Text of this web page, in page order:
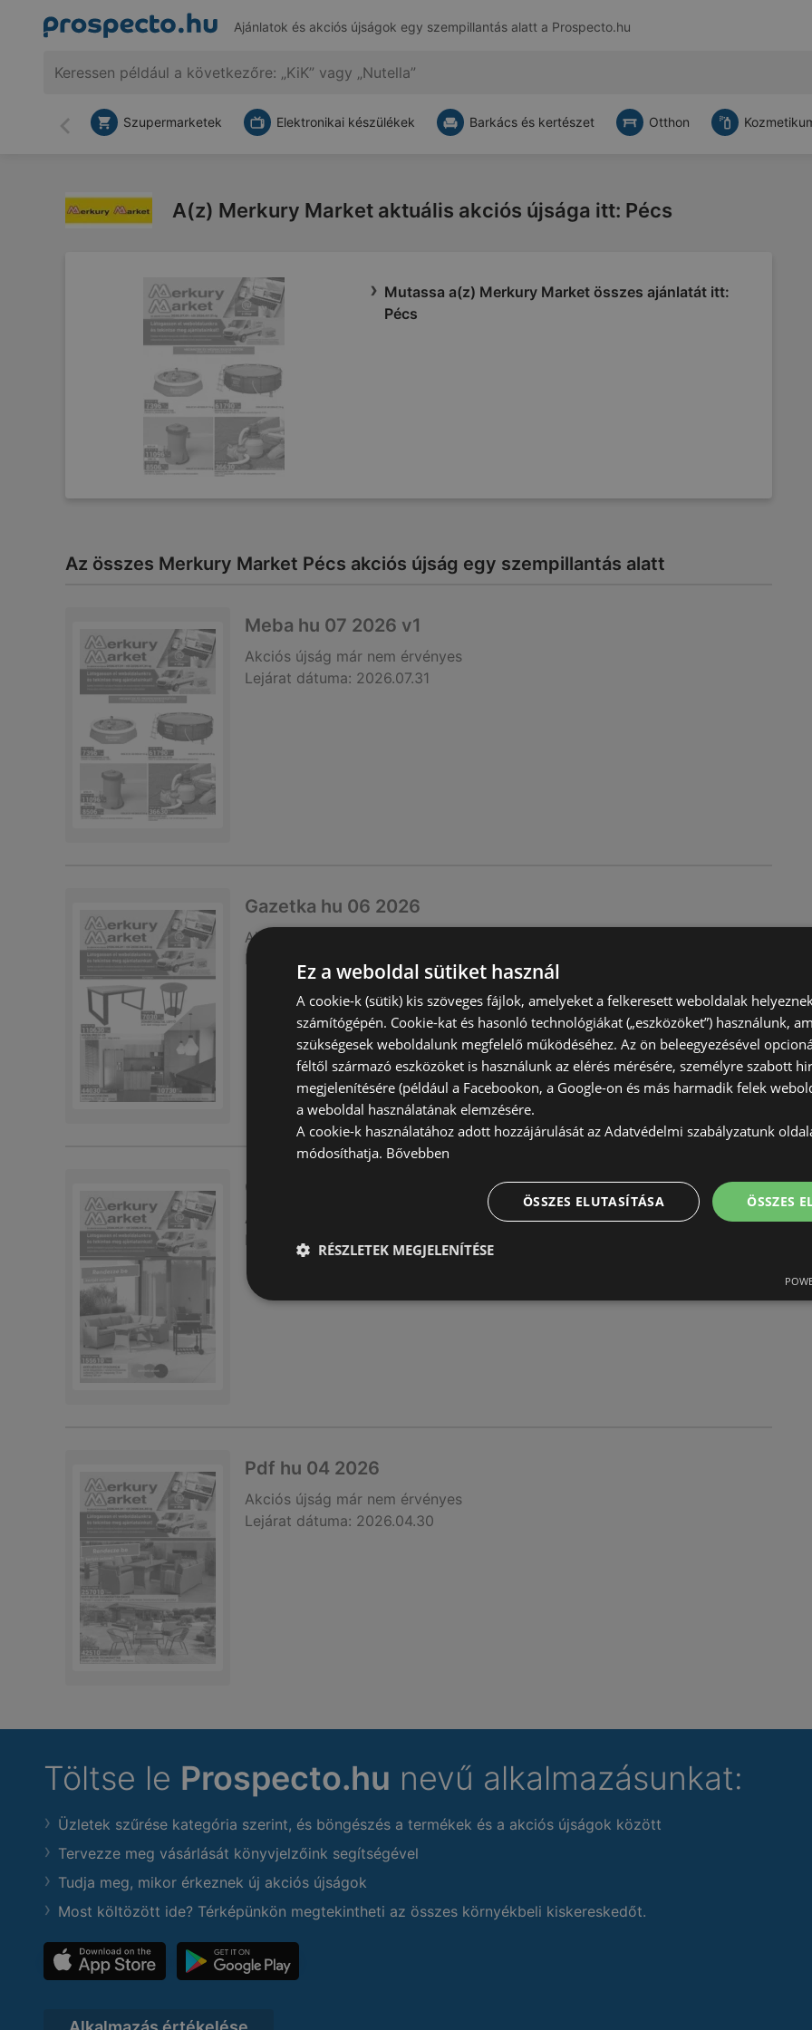
Ajánlatok és akciós újságok egy szempillantás alatt a Prospecto.hu
Vissza
Szupermarketek Elektronikai készülékek Barkács és kertészet Otthon
A(z) Merkury Market aktuális akciós újsága itt: Pécs
Mutassa a(z) Merkury Market összes ajánlatát itt:
Pécs
Az összes Merkury Market Pécs akciós újság egy szempillantás alatt
Meba hu 07 2026 v1
Akciós újság már nem érvényes
Lejárat dátuma: 2026.07.31
Gazetka hu 06 2026
Akciós újság
Lejárat dátuma:
Gazetka hu maj 2026
Akciós újság
Lejárat dátuma:
Pdf hu 04 2026
Akciós újság már nem érvényes
Lejárat dátuma: 2026.04.30
Töltse le Prospecto.hu nevű alkalmazásunkat:
Üzletek szűrése kategória szerint, és böngészés a termékek és a akciós újságok között
Tervezze meg vásárlását könyvjelzőink segítségével
Tudja meg, mikor érkeznek új akciós újságok
Most költözött ide? Térképünkön megtekintheti az összes környékbeli kiskereskedőt.
Ez a weboldal sütiket használ
A cookie-k (sütik) kis szöveges fájlok, amelyeket a felkeresett weboldalak
számítógépén. Cookie-kat és hasonló technológiákat („eszközöket”) használunk,
szükségesek weboldalunk megfelelő működéséhez. Az ön beleegyezésével
féltől származó eszközöket is használunk az elérés mérésére, személyre szabott
megjelenítésére (például a Facebookon, a Google-on és más harmadik felek
a weboldal használatának elemzésére.
A cookie-k használatához adott hozzájárulását az Adatvédelmi szabályzatunk
módosíthatja. Bővebben
ÖSSZES
ÖSSZES ELUTASÍTÁSA
RÉSZLETEK MEGJELENÍTÉSE